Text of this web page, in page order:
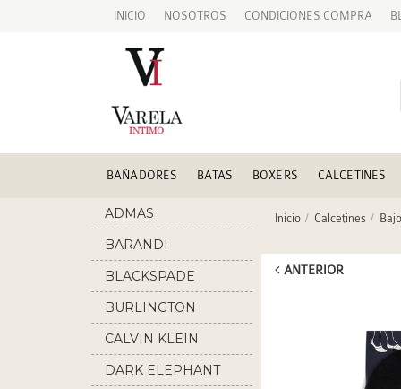
INICIO NOSOTROS CONDICIONES COMPRA
BAÑADORES BATAS BOXERS CALCETINES
ADMAS
BARANDI
BLACKSPADE
BURLINGTON
CALVIN KLEIN
DARK ELEPHANT
Inicio Calcetines
ANTERIOR